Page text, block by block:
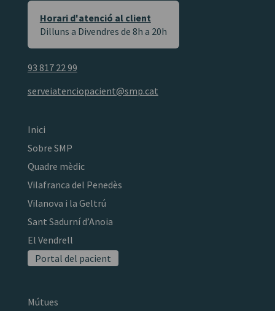
Horari d'atenció al client
Dilluns a Divendres de 8h a 20h
93 817 22 99
serveiatenciopacient@smp.cat
Inici
Sobre SMP
Quadre mèdic
Vilafranca del Penedès
Vilanova i la Geltrú
Sant Sadurní d’Anoia
El Vendrell
Portal del pacient
Mútues